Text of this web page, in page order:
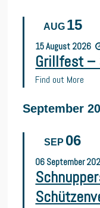
AUG 15
15August 2026
Grillfest –
Find out More
September
SEP 06
06 September